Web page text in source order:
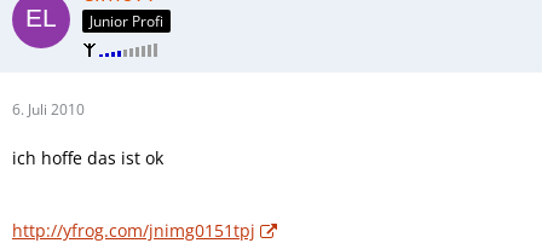
Junior Profi
6. Juli 2010
ich hoffe das ist ok
http://yfrog.com/jnimg0151tpj